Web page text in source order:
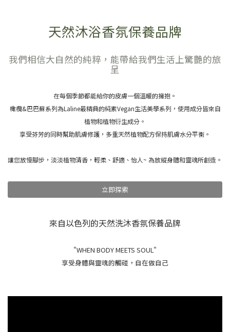
天然沐浴香氛保養品牌
我們相信大自然的純粹，能帶給我們生活上驚艷的旅
呈
在每個季節都能給你的皮膚一個溫暖的擁抱。
橄欖&巴巴蘇系列為Laline最精典的純素Vegan生活美學系列，使用成分皆來自
植物和植物衍生成分。
享受芬芳的同時幫助肌膚修護， 多重天然植物配方保持肌膚水分平衡。
讓您放慢腳步，淡淡植物清香，輕柔、舒適、怡人~ 為放縱身體和靈魂所創造。
立即探索
來自以色列的天然洗沐香氛保養品牌
"WHEN BODY MEETS SOUL"
享受身體與靈魂的觸碰，自在做自己